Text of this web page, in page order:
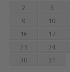
2
3
9
10
16
17
23
24
30
31